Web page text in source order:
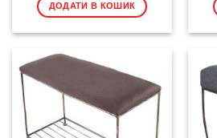
ДОДАТИ В КОШИК